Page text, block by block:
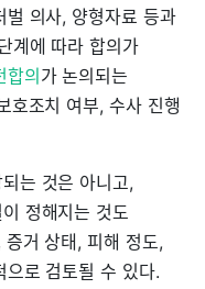
벌 의사, 양형자료 등과
계에 따라 합의가
합의 가 논의되는
호조치 여부, 수사 진행
는 것은 아니고,
정해지는 것도
거 상태, 피해 정도,
으로 검토될 수 있다.